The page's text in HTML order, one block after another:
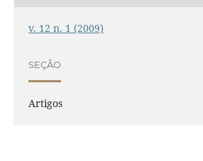
v. 12 n. 1 (2009)
SEÇÃO
Artigos